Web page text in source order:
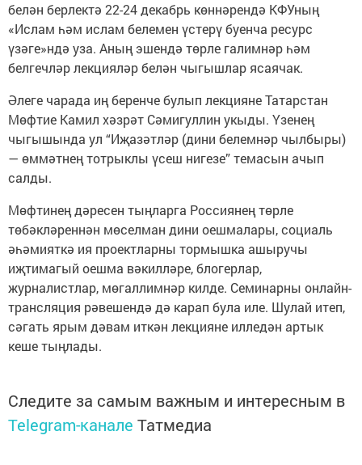
белән берлектә 22-24 декабрь көннәрендә КФУның
«Ислам һәм ислам белемен үстерү буенча ресурс
үзәге»ндә уза. Аның эшендә төрле галимнәр һәм
белгечләр лекцияләр белән чыгышлар ясаячак.
Әлеге чарада иң беренче булып лекцияне Татарстан
Мөфтие Камил хәзрәт Сәмигуллин укыды. Үзенең
чыгышында ул “Иҗазәтләр (дини белемнәр чылбыры)
— өммәтнең тотрыклы үсеш нигезе” темасын ачып
салды.
Мөфтинең дәресен тыңларга Россиянең төрле
төбәкләреннән мөселман дини оешмалары, социаль
әһәмияткә ия проектларны тормышка ашыручы
иҗтимагый оешма вәкилләре, блогерлар,
журналистлар, мөгаллимнәр килде. Семинарны онлайн-
трансляция рәвешендә дә карап була иле. Шулай итеп,
сәгать ярым дәвам иткән лекцияне илледән артык
кеше тыңлады.
Следите за самым важным и интересным в
Telegram-канале Татмедиа